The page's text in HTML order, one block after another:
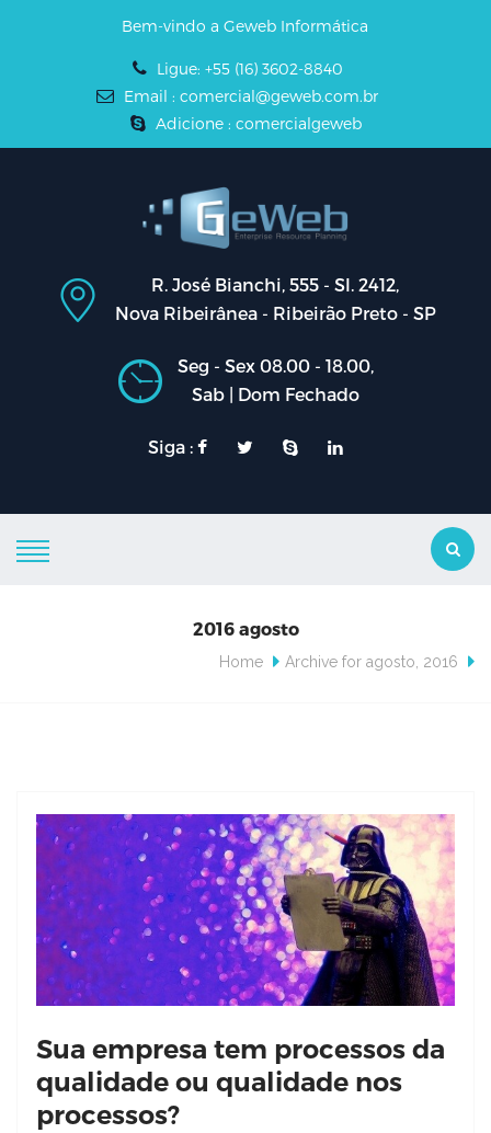
Bem-vindo a Geweb Informática
Ligue: +55 (16) 3602-8840
Email : comercial@geweb.com.br
Adicione : comercialgeweb
R. José Bianchi, 555 - Sl. 2412,
Nova Ribeirânea - Ribeirão Preto - SP
Seg - Sex 08.00 - 18.00,
Sab | Dom Fechado
Siga :
2016 agosto
Home Archive for agosto, 2016
Sua empresa tem processos da
qualidade ou qualidade nos
processos?